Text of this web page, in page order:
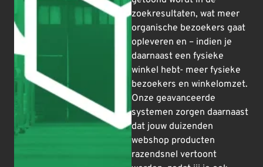
zoekresultaten, wat meer
organische bezoekers gaat
opleveren en – indien je
daarnaast een fysieke
winkel hebt- meer fysieke
bezoekers en winkelomzet.
Onze geavanceerde
systemen zorgen daarnaast
dat jouw duizenden
webshop producten
razendsnel vertoont